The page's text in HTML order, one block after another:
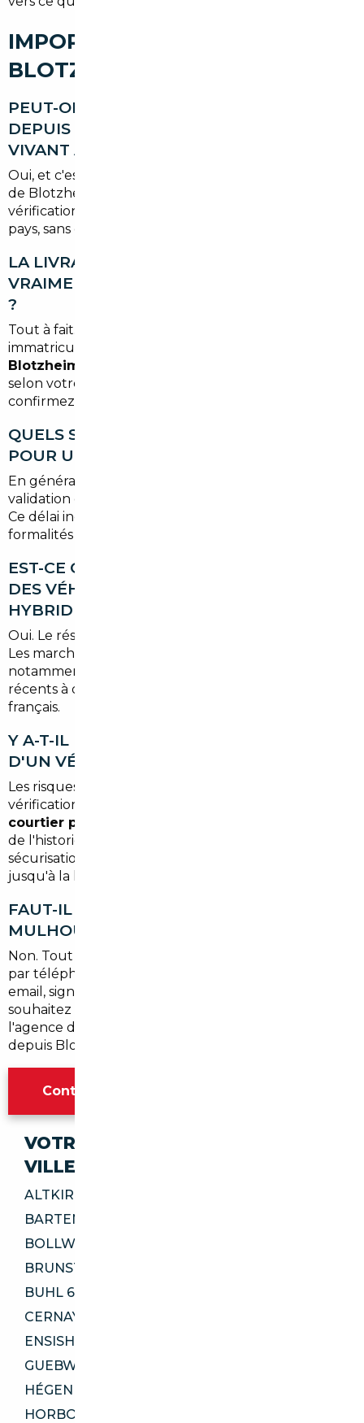
IMPORT DE VOITURE À
BLOTZHEIM : VOS QUESTIONS
PEUT-ON IMPORTER UNE VOITURE
DEPUIS L'ALLEMAGNE OU LA SUISSE EN
VIVANT À BLOTZHEIM ?
Oui, et c'est même l'un des avantages géographiques
de Blotzheim. Votre courtier gère la recherche, les
vérifications et les formalités d'import depuis ces
pays, sans que vous ayez à vous y déplacer.
LA LIVRAISON À DOMICILE EST-ELLE
VRAIMENT POSSIBLE DEPUIS MULHOUSE
?
Tout à fait. Une fois le véhicule importé et
immatriculé, il peut être livré
Blotzheim
selon votre convenance. C'est une option que vous
confirmez au moment de la commande.
QUELS SONT LES DÉLAIS HABITUELS
POUR UN IMPORT ?
En général, comptez
validation de votre projet et la livraison du véhicule.
Ce délai inclut le sourcing, les vérifications, les
formalités administratives et l'acheminement.
EST-CE QUE LE COURTIER PEUT TROUVER
DES VÉHICULES ÉLECTRIQUES OU
HYBRIDES IMPORTÉS ?
Oui. Le réseau couvre tous les types de motorisation.
Les marchés allemand et néerlandais sont
notamment très fournis en véhicules électriques
récents à des tarifs intéressants pour les acheteurs
français.
Y A-T-IL DES RISQUES LIÉS À L'ACHAT
D'UN VÉHICULE ÉTRANGER ?
Les risques existent lorsqu'on achète seul, sans
vérification ni garantie contractuelle. Passer par un
courtier professionnel
de l'historique, vérification physique du véhicule,
sécurisation du paiement et accompagnement
jusqu'à la livraison.
FAUT-IL SE DÉPLACER À L'AGENCE DE
MULHOUSE POUR DÉMARRER ?
Non. Tout peut se faire à distance : premier contact
par téléphone ou formulaire en ligne, échanges par
email, signature électronique des documents. Si vous
souhaitez rencontrer un conseiller en face à face,
l'agence de
depuis Blotzheim.
Contacter l'agence Mulhouse
VOTRE IMPORT SÉCURISÉ DANS CES
VILLES
ALTKIRCH 68130
BARTENHEIM 68870
BOLLWILLER 68540
BRUNSTATT-DIDENHEIM 68350
BUHL 68530
CERNAY 68700
ENSISHEIM 68190
GUEBWILLER 68500
HÉGENHEIM 68220
HORBOURG-WIHR 68180